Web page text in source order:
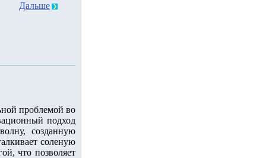
Дальше
проблемой во
подход
созданную
соленую
что позволяет